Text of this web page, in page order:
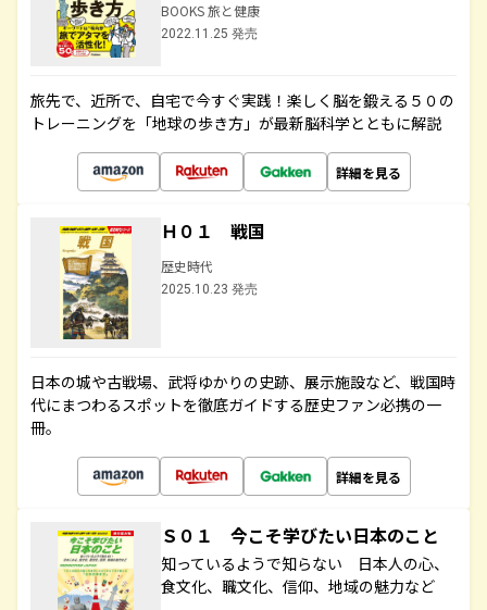
BOOKS 旅と健康
2022.11.25 発売
旅先で、近所で、自宅で今すぐ実践！楽しく脳を鍛える５０の
トレーニングを「地球の歩き方」が最新脳科学とともに解説
詳細を見る
Ｈ０１ 戦国
歴史時代
2025.10.23 発売
日本の城や古戦場、武将ゆかりの史跡、展示施設など、戦国時
代にまつわるスポットを徹底ガイドする歴史ファン必携の一
冊。
詳細を見る
Ｓ０１ 今こそ学びたい日本のこと
知っているようで知らない 日本人の心、
食文化、職文化、信仰、地域の魅力など